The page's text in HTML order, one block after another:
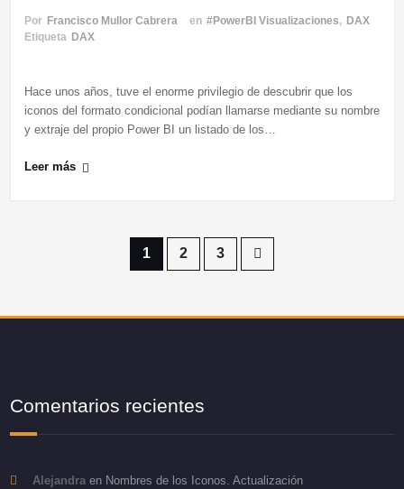
Por Francisco Mullor Cabrera en #PowerBI Visualizaciones, DAX
Etiqueta DAX
Hace unos años, tuve el enorme privilegio de descubrir que los
iconos del formato condicional podían llamarse mediante su nombre
y extraje del propio Power BI un listado de los…
Leer más
1 2 3
Comentarios recientes
Alejandraen Nombres de los Iconos. Actualización